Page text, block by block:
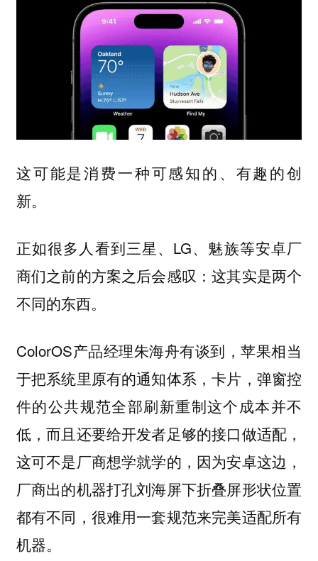
这可能是消费一种可感知的、有趣的创
新。
正如很多人看到三星、LG、魅族等安卓厂
商们之前的方案之后会感叹：这其实是两个
不同的东西。
ColorOS产品经理朱海舟有谈到，苹果相当
于把系统里原有的通知体系，卡片，弹窗控
件的公共规范全部刷新重制这个成本并不
低，而且还要给开发者足够的接口做适配，
这可不是厂商想学就学的，因为安卓这边，
厂商出的机器打孔刘海屏下折叠屏形状位置
都有不同，很难用一套规范来完美适配所有
机器。